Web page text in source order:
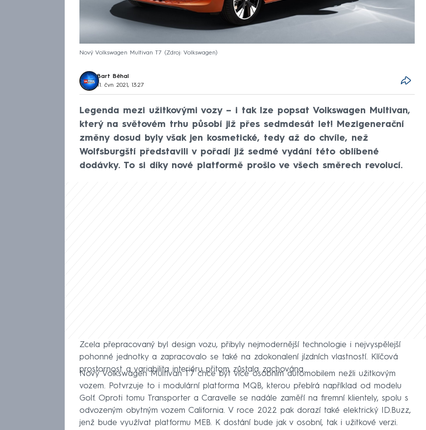
Nový Volkswagen Multivan T7 Zdroj: Volkswagen
Bart Běhal
11. čvn 2021, 13:27
Legenda mezi užitkovými vozy –⁠ i tak lze popsat Volkswagen Multivan,
který na světovém trhu působí již přes sedmdesát let! Mezigenerační
změny dosud byly však jen kosmetické, tedy až do chvíle, než
Wolfsburgští představili v pořadí již sedmé vydání této oblíbené
dodávky. To si díky nové platformě prošlo ve všech směrech revolucí.
Zcela přepracovaný byl design vozu, přibyly nejmodernější technologie i nejvyspělejší
pohonné jednotky a zapracovalo se také na zdokonalení jízdních vlastností. Klíčová
prostornost a variabilita interiéru přitom zůstala zachována.
Nový Volkswagen Multivan T7 chce být více osobním automobilem nežli užitkovým
vozem. Potvrzuje to i modulární platforma MQB, kterou přebírá například od modelu
Golf. Oproti tomu Transporter a Caravelle se nadále zaměří na firemní klientely, spolu s
odvozeným obytným vozem California. V roce 2022 pak dorazí také elektrický ID.Buzz,
jenž bude využívat platformu MEB. K dostání bude jak v osobní, tak i užitkové verzi.